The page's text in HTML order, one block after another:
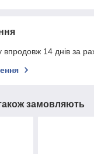
14 днів за
замовляють